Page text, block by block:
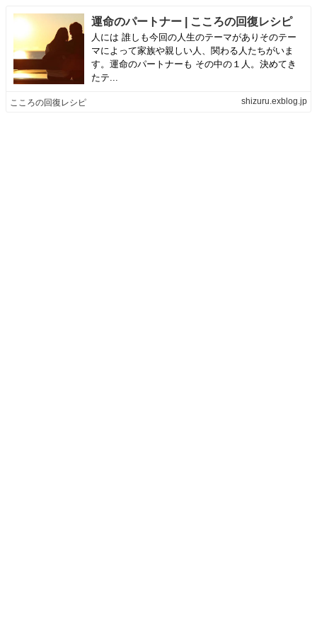
運命のパートナー | こころの回復レシピ
人には 誰しも今回の人生のテーマがありそのテー
マによって家族や親しい人、関わる人たちがいま
す。運命のパートナーも その中の１人。決めてき
たテ...
こころの回復レシピ shizuru.exblog.jp